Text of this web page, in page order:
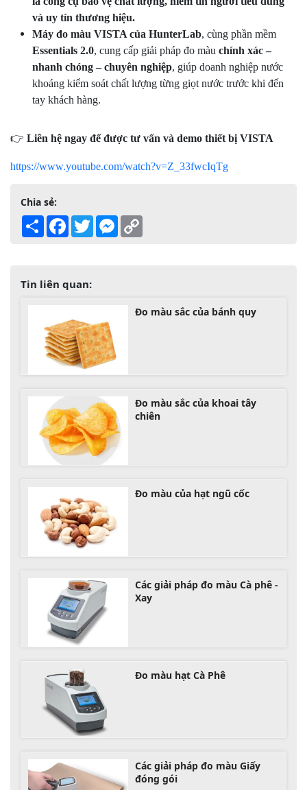
và uy tín thương hiệu.
Máy đo màu VISTA của HunterLab, cùng phần mềm
Essentials 2.0, cung cấp giải pháp đo màu chính xác –
nhanh chóng – chuyên nghiệp, giúp doanh nghiệp nước
khoáng kiểm soát chất lượng từng giọt nước trước khi đến
tay khách hàng.
👉 Liên hệ ngay để được tư vấn và demo thiết bị VISTA
https://www.youtube.com/watch?v=Z_33fwcIqTg
Chia sẻ:
Share Facebook
TwitterMessenger
Tin liên quan:
Đo màu sắc của bánh quy
Đo màu sắc của khoai tây
chiên
Đo màu của hạt ngũ cốc
Các giải pháp đo màu Cà phê -
Xay
Đo màu hạt Cà Phê
Các giải pháp đo màu Giấy
đóng gói